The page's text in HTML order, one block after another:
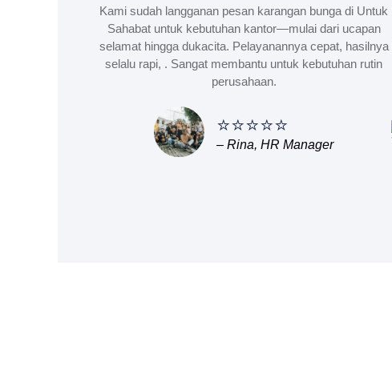
Kami sudah langganan pesan karangan bunga di Untuk
Sahabat untuk kebutuhan kantor—mulai dari ucapan
selamat hingga dukacita. Pelayanannya cepat, hasilnya
selalu rapi, . Sangat membantu untuk kebutuhan rutin
perusahaan.
⭐⭐⭐⭐⭐
– Rina, HR Manager